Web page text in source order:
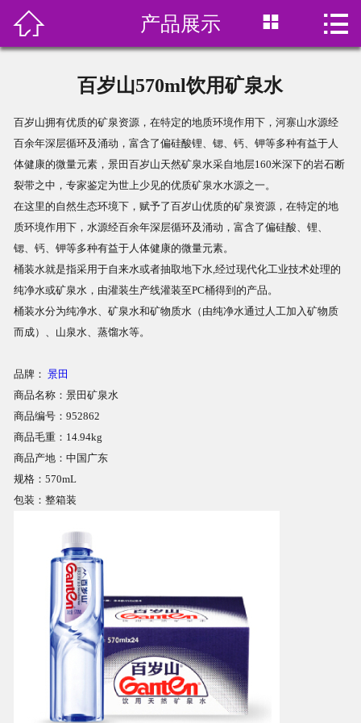
 首页
订水价格
水中贵族
在线预订
新闻资讯
联系我们
 产品展示  
百岁山570ml饮用矿泉水
百岁山拥有优质的矿泉资源，在特定的地质环境作用下，河寨山水源经
百余年深层循环及涌动，富含了偏硅酸锂、锶、钙、钾等多种有益于人
体健康的微量元素，景田百岁山天然矿泉水采自地层160米深下的岩石断
裂带之中，专家鉴定为世上少见的优质矿泉水水源之一。
在这里的自然生态环境下，赋予了百岁山优质的矿泉资源，在特定的地
质环境作用下，水源经百余年深层循环及涌动，富含了偏硅酸、锂、
锶、钙、钾等多种有益于人体健康的微量元素。
桶装水就是指采用于自来水或者抽取地下水,经过现代化工业技术处理的
纯净水或矿泉水，由灌装生产线灌装至PC桶得到的产品。
桶装水分为纯净水、矿泉水和矿物质水（由纯净水通过人工加入矿物质
而成）、山泉水、蒸馏水等。
品牌： 景田
商品名称：景田矿泉水
商品编号：952862
商品毛重：14.94kg
商品产地：中国广东
规格：570mL
包装：整箱装